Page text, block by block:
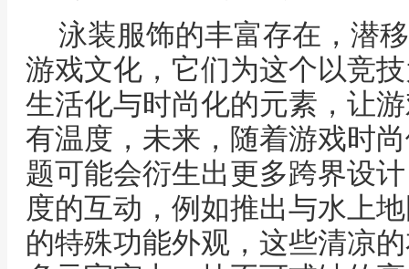
泳装服饰的丰富存在，潜
游戏文化，它们为这个以竞
生活化与时尚化的元素，让
有温度，未来，随着游戏时
题可能会衍生出更多跨界设
度的互动，例如推出与水上
的特殊功能外观，这些清凉